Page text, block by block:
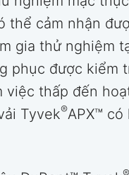
thể cảm nhận
gia thử nghiệm
phục được kiểm
thấp đến
Tyvek®APX™